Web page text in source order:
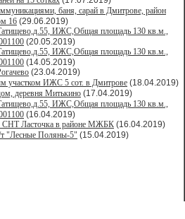
баня, сарай в Дмитрове, район
16 (29.06.2019)
ИЖС,Общая площадь 130 кв.м.,
(20.05.2019)
ИЖС,Общая площадь 130 кв.м.,
(14.05.2019)
(23.04.2019)
участком ИЖС 5 сот. в Дмитрове (18.04.2019)
деревня Митькино (17.04.2019)
ИЖС,Общая площадь 130 кв.м.,
(16.04.2019)
СНТ Ласточка в районе МЖБК (16.04.2019)
"Лесные Поляны-5" (15.04.2019)